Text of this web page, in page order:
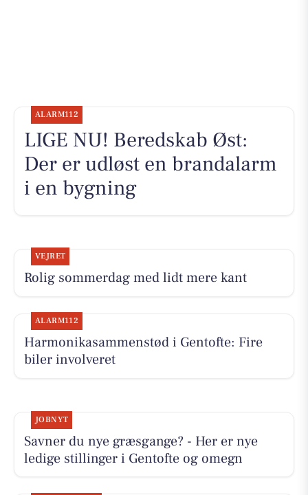
ALARM112
LIGE NU! Beredskab Øst:
Der er udløst en brandalarm
i en bygning
VEJRET
Rolig sommerdag med lidt mere kant
ALARM112
Harmonikasammenstød i Gentofte: Fire
biler involveret
JOBNYT
Savner du nye græsgange? - Her er nye
ledige stillinger i Gentofte og omegn